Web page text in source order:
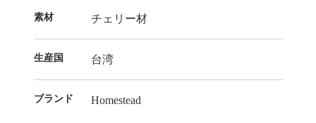
素材 チェリー材
生産国 台湾
ブランド Homestead